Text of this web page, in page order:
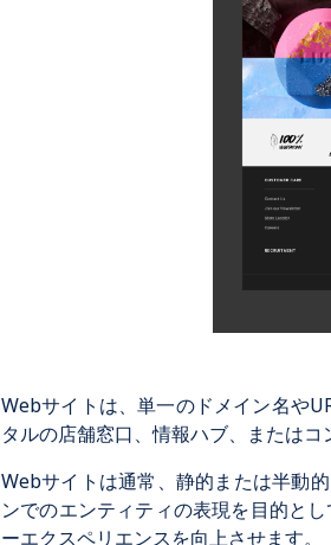
Webサイトは、単一のドメイン名や
タルの店舗窓口、情報ハブ、または
Webサイトは通常、静的または半動
ンでのエンティティの表現を目的と
ーエクスペリエンスを向上させます。